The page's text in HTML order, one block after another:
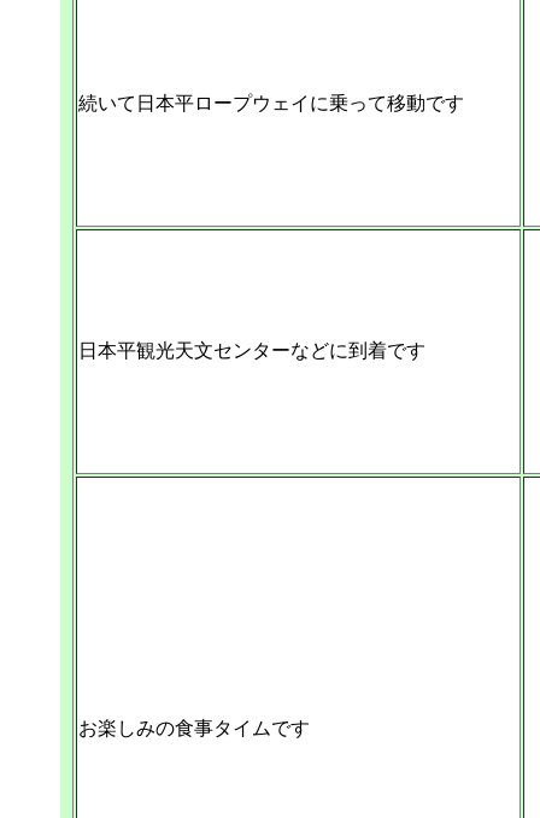
続いて日本平ロープウェイに乗って移動です
日本平観光天文センターなどに到着です
お楽しみの食事タイムです